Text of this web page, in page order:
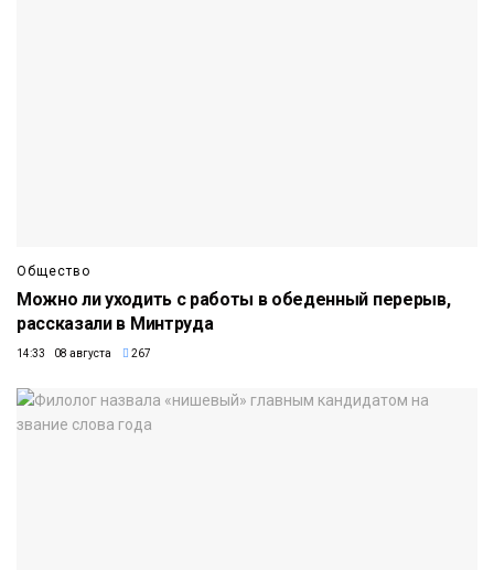
Общество
Можно ли уходить с работы в обеденный перерыв,
рассказали в Минтруда
14:33 08 августа 267